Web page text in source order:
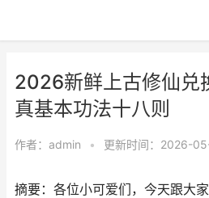
2026新鲜上古修仙兑
真基本功法十八则
作者： admin • 更新时间：2026-
摘要：各位小可爱们，今天跟大